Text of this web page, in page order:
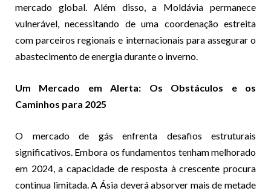
mercado global. Além disso, a Moldávia permanece
vulnerável, necessitando de uma coordenação estreita
com parceiros regionais e internacionais para assegurar o
abastecimento de energia durante o inverno.
Um Mercado em Alerta: Os Obstáculos e os
Caminhos para 2025
O mercado de gás enfrenta desafios estruturais
significativos. Embora os fundamentos tenham melhorado
em 2024, a capacidade de resposta à crescente procura
continua limitada. A Ásia deverá absorver mais de metade